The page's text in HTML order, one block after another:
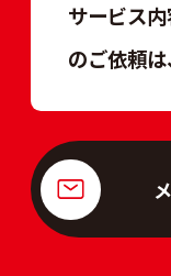
サービス
のご依頼は